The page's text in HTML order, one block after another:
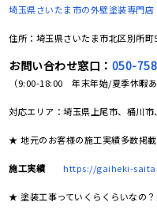
埼玉県さいたま市の外壁塗装専門店
住所：埼玉県さいたま市北区別所
お問い合わせ窓口： 050-
（9:00-18:00 年末年始/夏季休暇あ
対応エリア：埼玉県上尾市、桶川
★ 地元のお客様の施工実績多数掲載
施工実績 https://gaiheki-
★ 塗装工事っていくらくらいなの